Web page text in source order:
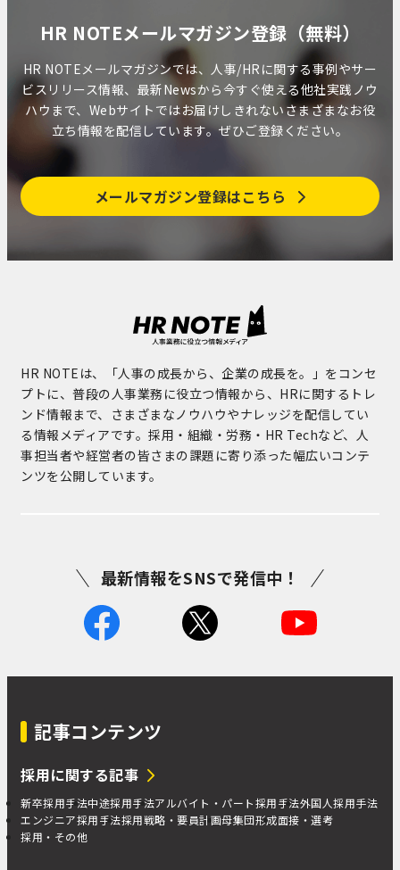
HR NOTEメールマガジン登録（無料）
HR NOTEメールマガジンでは、人事/HRに関する事例やサー
ビスリリース情報、最新Newsから今すぐ使える他社実践ノウ
ハウまで、Webサイトではお届けしきれないさまざまなお役
立ち情報を配信しています。ぜひご登録ください。
メールマガジン登録はこちら
HR NOTEは、「人事の成長から、企業の成長を。」をコンセ
プトに、普段の人事業務に役立つ情報から、HRに関するトレ
ンド情報まで、さまざまなノウハウやナレッジを配信してい
る情報メディアです。採用・組織・労務・HR Techなど、人
事担当者や経営者の皆さまの課題に寄り添った幅広いコンテ
ンツを公開しています。
最新情報をSNSで発信中！
記事コンテンツ
採用に関する記事
新卒採用手法中途採用手法アルバイト・パート採用手法外国人採用手法
エンジニア採用手法採用戦略・要員計画母集団形成面接・選考
採用・その他